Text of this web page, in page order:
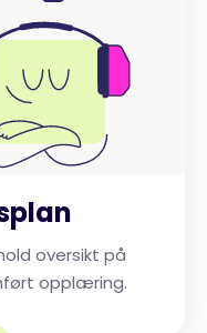
oversikt på
opplæring.